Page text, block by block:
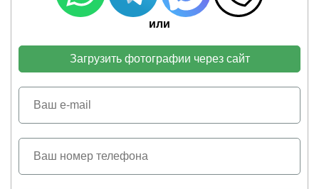
или
Загрузить фотографии через сайт